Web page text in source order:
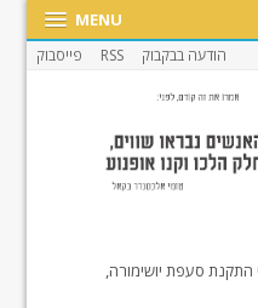
MENU
הודעה בבקבוק RSS פייסבוק
התקנת סעפת יושימורה,